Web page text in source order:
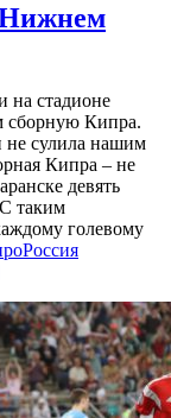
Нижнем
на стадионе
сборную Кипра.
не сулила нашим
Кипра – не
девять
таким
голевому